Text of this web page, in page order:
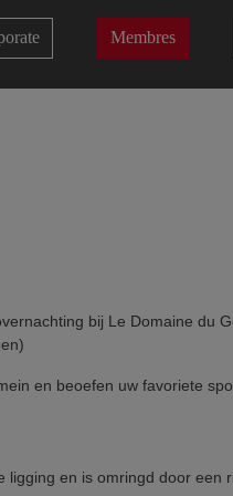
Membres
bij Le Domaine du
en beoefen uw favoriete
ligging en is omringd door een